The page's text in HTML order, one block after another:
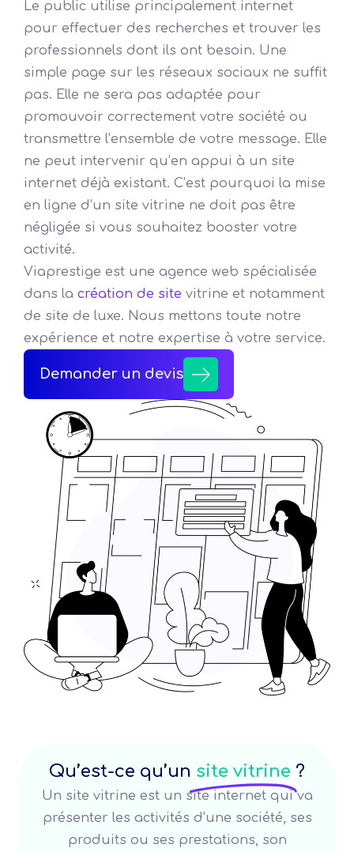
Le public utilise principalement internet
pour effectuer des recherches et trouver les
professionnels dont ils ont besoin. Une
simple page sur les réseaux sociaux ne suffit
pas. Elle ne sera pas adaptée pour
promouvoir correctement votre société ou
transmettre l’ensemble de votre message. Elle
ne peut intervenir qu’en appui à un site
internet déjà existant. C’est pourquoi la mise
en ligne d’un site vitrine ne doit pas être
négligée si vous souhaitez booster votre
activité.
Viaprestige est une agence web spécialisée
dans la création de site vitrine et notamment
de site de luxe. Nous mettons toute notre
expérience et notre expertise à votre service.
Demander un devis
Qu’est-ce qu’un site vitrine ?
Un site vitrine est un site internet qui va
présenter les activités d’une société, ses
produits ou ses prestations, son